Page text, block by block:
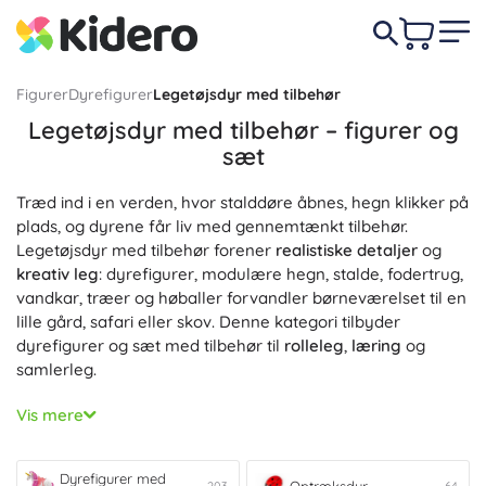
FigurerDyrefigurerLegetøjsdyr med tilbehør
Legetøjsdyr med tilbehør – figurer og
sæt
Træd ind i en verden, hvor stalddøre åbnes, hegn klikker på
plads, og dyrene får liv med gennemtænkt tilbehør.
Legetøjsdyr med tilbehør forener realistiske detaljer og
kreativ leg: dyrefigurer, modulære hegn, stalde, fodertrug,
vandkar, træer og høballer forvandler børneværelset til en
lille gård, safari eller skov. Denne kategori tilbyder
dyrefigurer og sæt med tilbehør til rolleleg, læring og
samlerleg.
Sæt og playsets med dyr tilføjer funktionelt tilbehør –
åbnebare låger, skydelige fodertrug, vogne, læskure,
samme skala, så du nemt kan opstille en stald til heste, en
Vis mere
Dyrefigurer med